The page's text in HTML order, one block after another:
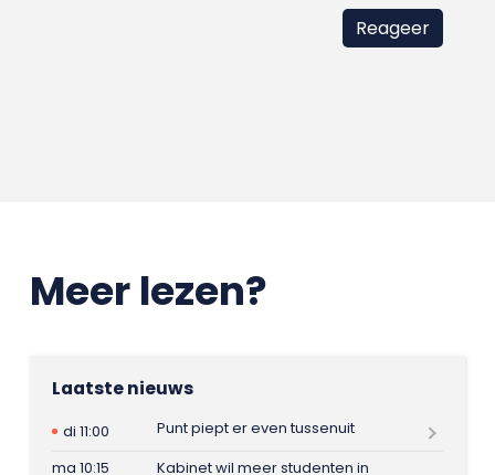
Meer lezen?
Laatste nieuws
di 11:00
Punt piept er even tussenuit
ma 10:15
Kabinet wil meer studenten in